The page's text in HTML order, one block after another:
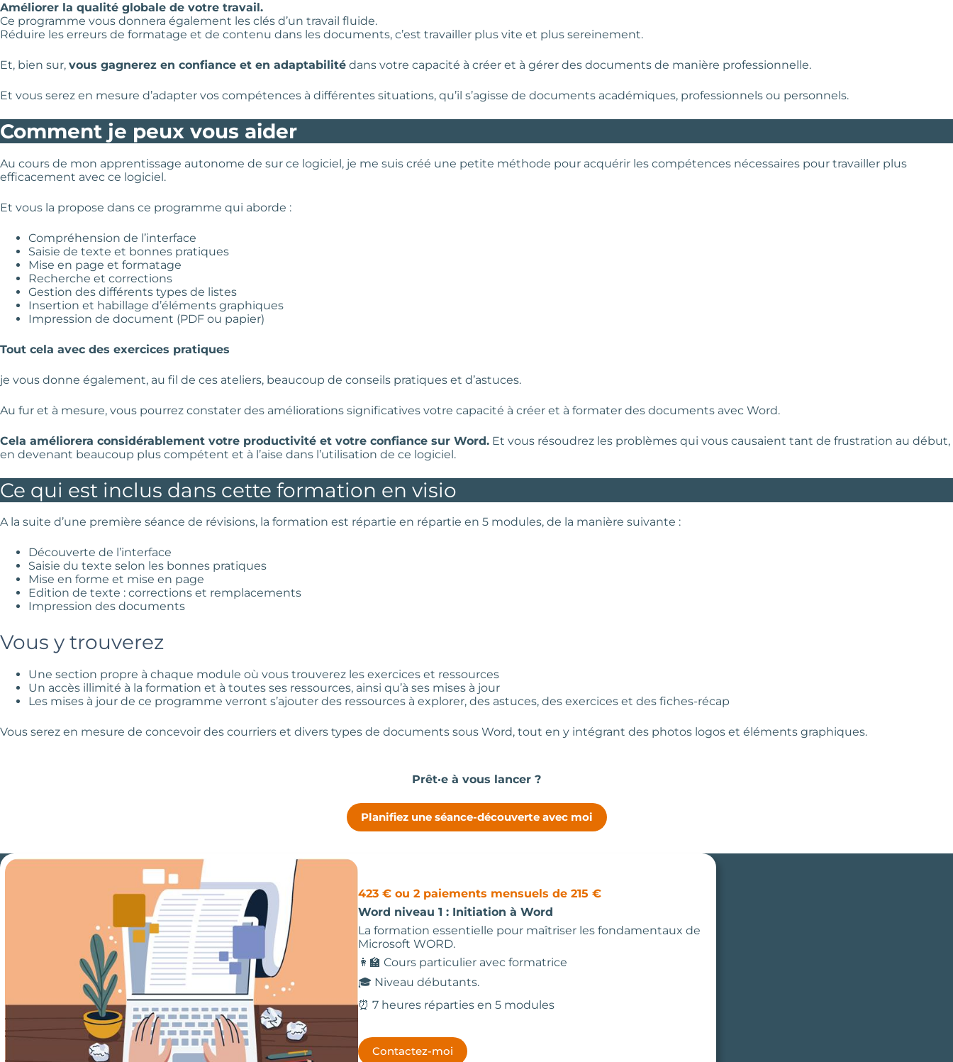
Améliorer la qualité globale de votre travail.
Ce programme vous donnera également les clés d’un travail fluide.
Réduire les erreurs de formatage et de contenu dans les documents, c’est travailler plus vite et plus sereinement.
Et, bien sur, vous gagnerez en confiance et en adaptabilité dans votre capacité à créer et à gérer des documents de manière professionnelle.
Et vous serez en mesure d’adapter vos compétences à différentes situations, qu’il s’agisse de documents académiques, professionnels ou personnels.
Comment je peux vous aider
Au cours de mon apprentissage autonome de sur ce logiciel, je me suis créé une petite méthode pour acquérir les compétences nécessaires pour travailler plus
efficacement avec ce logiciel.
Et vous la propose dans ce programme qui aborde :
Compréhension de l’interface
Saisie de texte et bonnes pratiques
Mise en page et formatage
Recherche et corrections
Gestion des différents types de listes
Insertion et habillage d’éléments graphiques
Impression de document (PDF ou papier)
Tout cela avec des exercices pratiques
je vous donne également, au fil de ces ateliers, beaucoup de conseils pratiques et d’astuces.
Au fur et à mesure, vous pourrez constater des améliorations significatives votre capacité à créer et à formater des documents avec Word.
Cela améliorera considérablement votre productivité et votre confiance sur Word. Et vous résoudrez les problèmes qui vous causaient tant de frustration au début,
en devenant beaucoup plus compétent et à l’aise dans l’utilisation de ce logiciel.
Ce qui est inclus dans cette formation en visio
A la suite d’une première séance de révisions, la formation est répartie en répartie en 5 modules, de la manière suivante :
Découverte de l’interface
Saisie du texte selon les bonnes pratiques
Mise en forme et mise en page
Edition de texte : corrections et remplacements
Impression des documents
Vous y trouverez
Une section propre à chaque module où vous trouverez les exercices et ressources
Un accès illimité à la formation et à toutes ses ressources, ainsi qu’à ses mises à jour
Les mises à jour de ce programme verront s’ajouter des ressources à explorer, des astuces, des exercices et des fiches-récap
Vous serez en mesure de concevoir des courriers et divers types de documents sous Word, tout en y intégrant des photos logos et éléments graphiques.
Prêt·e à vous lancer ?
Planifiez une séance-découverte avec moi
423 € ou 2 paiements mensuels de 215 €
Word niveau 1 : Initiation à Word
La formation essentielle pour maîtriser les fondamentaux de
Microsoft WORD.
👩‍🏫 Cours particulier avec formatrice
🎓 Niveau débutants.
⏰ 7 heures réparties en 5 modules
Contactez-moi